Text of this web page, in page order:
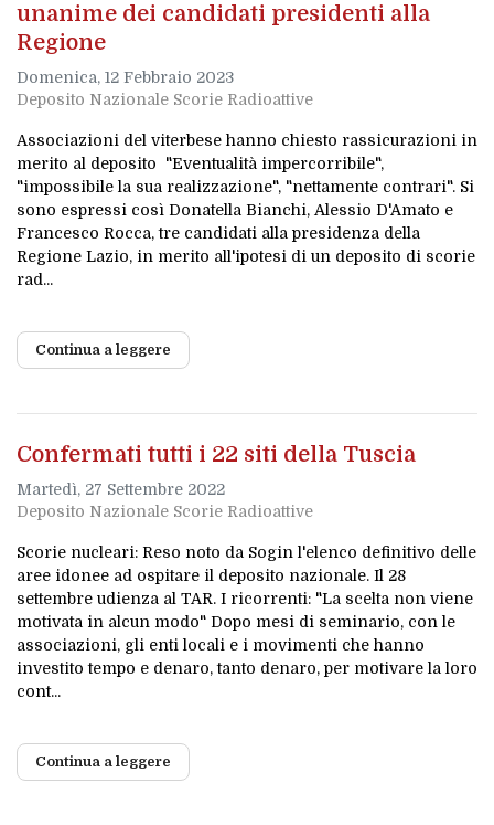
unanime dei candidati presidenti alla
Regione
Domenica, 12 Febbraio 2023
Deposito Nazionale Scorie Radioattive
Associazioni del viterbese hanno chiesto rassicurazioni in
merito al deposito "Eventualità impercorribile",
"impossibile la sua realizzazione", "nettamente contrari". Si
sono espressi così Donatella Bianchi, Alessio D'Amato e
Francesco Rocca, tre candidati alla presidenza della
Regione Lazio, in merito all'ipotesi di un deposito di scorie
rad...
Continua a leggere
Confermati tutti i 22 siti della Tuscia
Martedì, 27 Settembre 2022
Deposito Nazionale Scorie Radioattive
Scorie nucleari: Reso noto da Sogin l'elenco definitivo delle
aree idonee ad ospitare il deposito nazionale. Il 28
settembre udienza al TAR. I ricorrenti: "La scelta non viene
motivata in alcun modo" Dopo mesi di seminario, con le
associazioni, gli enti locali e i movimenti che hanno
investito tempo e denaro, tanto denaro, per motivare la loro
cont...
Continua a leggere